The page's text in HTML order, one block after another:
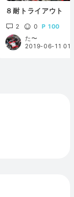
８耐トライアウト
2 0
100
た〜
2019-06-11